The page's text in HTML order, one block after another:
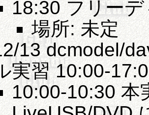
18:30 フリー
場所: 未定
13 dcmodel/
実習 10:00-
10:00-10:30 本